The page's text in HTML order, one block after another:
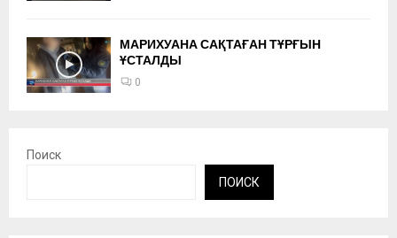
МАРИХУАНА САҚТАҒАН ТҰРҒЫН
ҰСТАЛДЫ
0
Поиск
ПОИСК